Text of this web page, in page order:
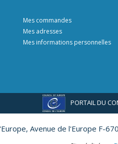
Mes commandes
Mes adresses
Mes informations personnelles
PORTAIL DU
Avenue de l'Europe F-